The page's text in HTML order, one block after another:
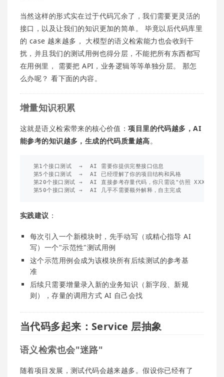
当然这样的形式实在过于代码冗余了，我们需要更灵活的
接口，以及让我们的知识更加的简单。 毕竟以后代码库里
的 case 越来越多， 大模型的语义检索能力也会收到干
扰，并且我们的测试用例也得分层，不能把所有东西都写
在用例里， 需要把 API，业务逻辑等等单独分层。 那怎
么办呢？ 看下面的内容。
增量知识积累
这就是语义检索带来的核心价值：项目里的代码越多，AI
能参考的知识越多，生成的代码质量越高。
第1个接口测试  →  AI 需要你提供完整接口信息
第5个接口测试  →  AI 已经理解了你的项目结构和风格
第20个接口测试 →  AI 直接参考存量代码，你只需说"仿照 XXX 写一
实践建议 ：
每次引入一个新模块时，先手动写（或精心指导 AI
写）一个"示范性"测试用例
这个示范用例会成为该模块所有后续测试的参考基
准
后续只需要增量录入新的业务知识（新字段、新规
则），存量的调用方式 AI 自己会找
当代码多起来：Service 层抽象
语义检索也会"迷路"
随着项目发展，测试代码会越来越多。假设你已经有了